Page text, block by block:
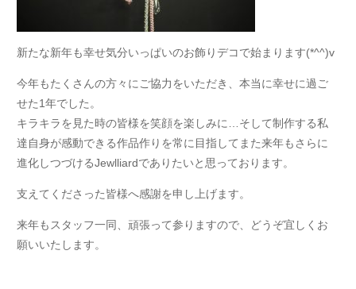
新たな新年も幸せ気分いっぱいのお飾りデコで始まります(*^^)v
今年もたくさんの方々にご協力をいただき、本当に幸せに過ご
せた1年でした。
キラキラを見た時の皆様を笑顔を楽しみに…そして制作する私
達自身が感動できる作品作りを常に目指してまた来年もさらに
進化しつづけるJewlliardでありたいと思っております。
支えてくださった皆様へ感謝を申し上げます。
来年もスタッフ一同、頑張って参りますので、どうぞ宜しくお
願いいたします。